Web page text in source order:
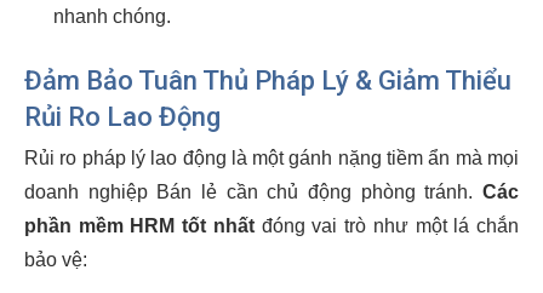
nhanh chóng.
Đảm Bảo Tuân Thủ Pháp Lý & Giảm Thiểu
Rủi Ro Lao Động
Rủi ro pháp lý lao động là một gánh nặng tiềm ẩn mà mọi
doanh nghiệp Bán lẻ cần chủ động phòng tránh. Các
phần mềm HRM tốt nhấtđóng vai trò như một lá chắn
bảo vệ: